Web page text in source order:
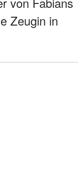
Zeugin in